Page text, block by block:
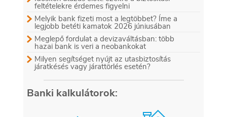
feltételekre érdemes figyelni
Melyik bank fizeti most a legtöbbet? Íme a
legjobb betéti kamatok 2026 júniusában
Meglepő fordulat a devizaváltásban: több
hazai bank is veri a neobankokat
Milyen segítséget nyújt az utasbiztosítás
járatkésés vagy járattörlés esetén?
Banki kalkulátorok: